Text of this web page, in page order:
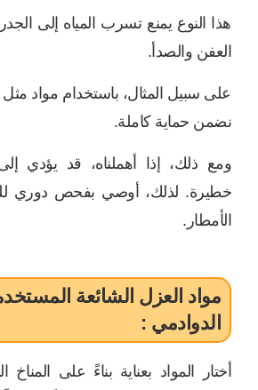
هذا النوع يمنع تسرب المياه إلى
العفن والصدأ.
على سبيل المثال، باستخدام مواد مثل
نضمن حماية كاملة.
ومع ذلك، إذا أهملناه، قد يؤدي
خطيرة. لذلك، أوصي بفحص دوري
الأمطار.
مواد العزل الشائعة
الدوادمي :
أختار المواد بعناية بناءً على